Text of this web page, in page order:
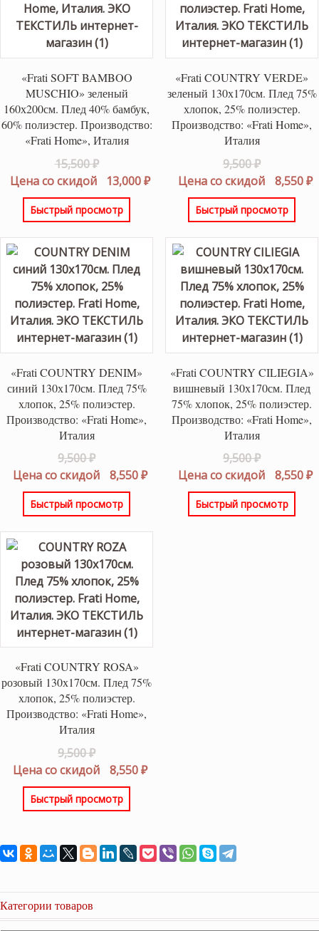
«Frati SOFT BAMBOO
MUSCHIO» зеленый
160х200см. Плед 40% бамбук,
60% полиэстер. Производство:
«Frati Home», Италия
15,500₽Первоначальная
цена
составляла
15,500 ₽.
Цена со скидой 13,000₽Текущая
13,000 ₽.
Быстрый просмотр
«Frati COUNTRY VERDE»
зеленый 130х170см. Плед 75%
хлопок, 25% полиэстер.
Производство: «Frati Home»,
Италия
9,500₽
цена
9,500 ₽.
Цена со скидой 8,550₽
Быстрый просмотр
«Frati COUNTRY DENIM»
синий 130х170см. Плед 75%
хлопок, 25% полиэстер.
Производство: «Frati Home»,
Италия
9,500₽Первоначальная
цена
составляла
9,500 ₽.
Цена со скидой 8,550₽Текущая
Быстрый просмотр
«Frati COUNTRY CILIEGIA»
вишневый 130х170см. Плед
75% хлопок, 25% полиэстер.
Производство: «Frati Home»,
Италия
9,500₽
цена
9,500 ₽.
Цена со скидой 8,550₽
Быстрый просмотр
«Frati COUNTRY ROSA»
розовый 130х170см. Плед 75%
хлопок, 25% полиэстер.
Производство: «Frati Home»,
Италия
9,500₽Первоначальная
цена
составляла
9,500 ₽.
Цена со скидой 8,550₽Текущая
Быстрый просмотр
Категории товаров